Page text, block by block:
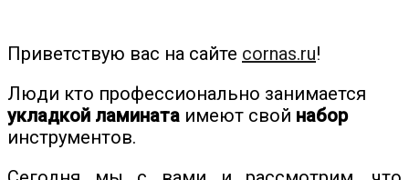
Приветствую вас на сайте cornas.ru!
Люди кто профессионально занимается
укладкой ламината имеют свой набор
инструментов.